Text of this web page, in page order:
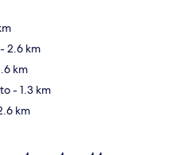
- 2.6 km
km
- 1.3 km
km